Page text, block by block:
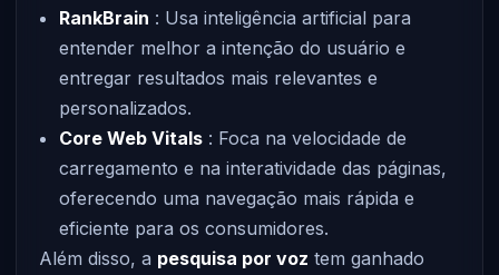
RankBrain : Usa inteligência artificial para
entender melhor a intenção do usuário e
entregar resultados mais relevantes e
personalizados.
Core Web Vitals : Foca na velocidade de
carregamento e na interatividade das páginas,
oferecendo uma navegação mais rápida e
eficiente para os consumidores.
Além disso, a pesquisa por voz tem ganhado